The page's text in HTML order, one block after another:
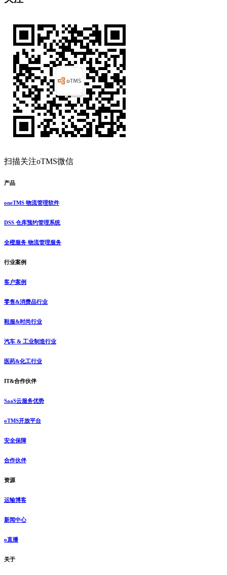
扫描关注oTMS微信
产品
oneTMS 物流管理软件
DSS 仓库预约管理系统
全橙服务 物流管理服务
行业案例
客户案例
零售&消费品行业
鞋服&时尚行业
汽车 & 工业制造行业
医药&化工行业
IT&合作伙伴
SaaS云服务优势
oTMS开放平台
安全保障
合作伙伴
资源
运输博客
新闻中心
o直播
关于